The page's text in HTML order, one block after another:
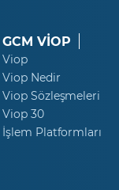
GCM VİOP
Viop
Viop Nedir
Viop Sözleşmeleri
Viop 30
İşlem Platformları